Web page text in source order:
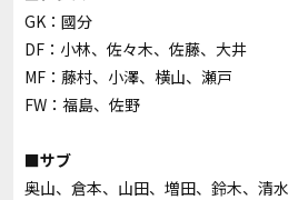
GK：國分
DF：小林、佐々木、佐藤、大井
MF：藤村、小澤、横山、瀬戸
FW：福島、佐野
■サブ
奥山、倉本、山田、増田、鈴木、清水